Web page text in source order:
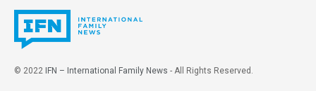
© 2022 IFN – International Family News - All Rights Reserved.